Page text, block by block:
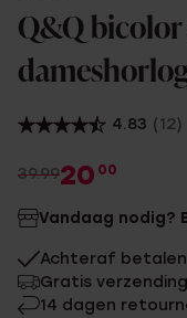
Q&Q bicolor
4.83 (12)
39.9920 00
Vandaag nodig?
Achteraf betalen
Gratis
14 dagen